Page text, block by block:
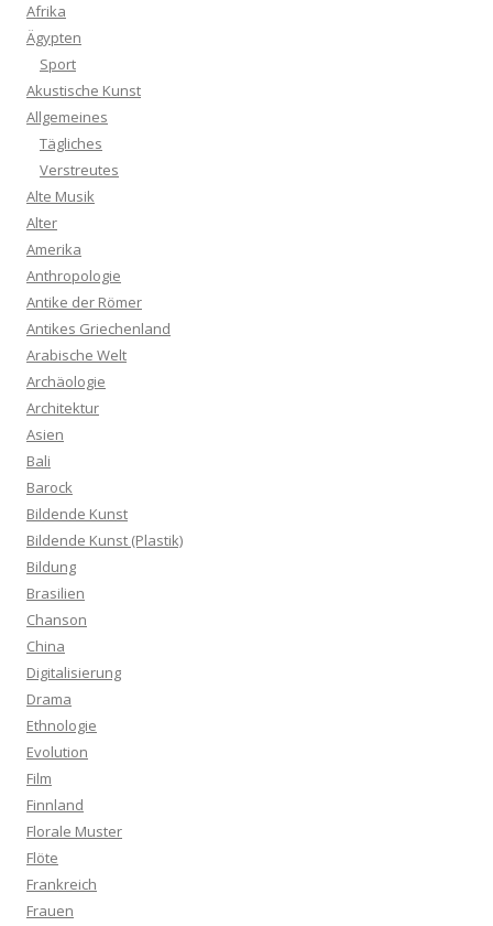
Afrika
Ägypten
Sport
Akustische Kunst
Allgemeines
Tägliches
Verstreutes
Alte Musik
Alter
Amerika
Anthropologie
Antike der Römer
Antikes Griechenland
Arabische Welt
Archäologie
Architektur
Asien
Bali
Barock
Bildende Kunst
Bildende Kunst (Plastik)
Bildung
Brasilien
Chanson
China
Digitalisierung
Drama
Ethnologie
Evolution
Film
Finnland
Florale Muster
Flöte
Frankreich
Frauen